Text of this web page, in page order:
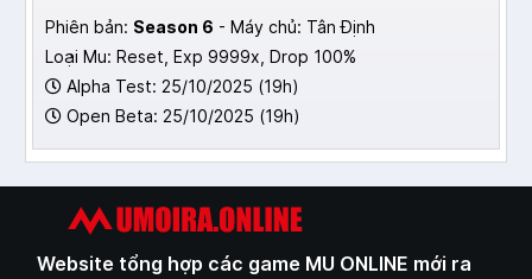
Phiên bản: Season 6 - Máy chủ: Tân Định
Loại Mu: Reset, Exp 9999x, Drop 100%
Alpha Test: 25/10/2025 (19h)
Open Beta: 25/10/2025 (19h)
Website tổng hợp các game MU ONLINE mới ra